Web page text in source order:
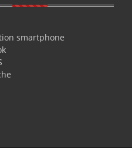
smartphone